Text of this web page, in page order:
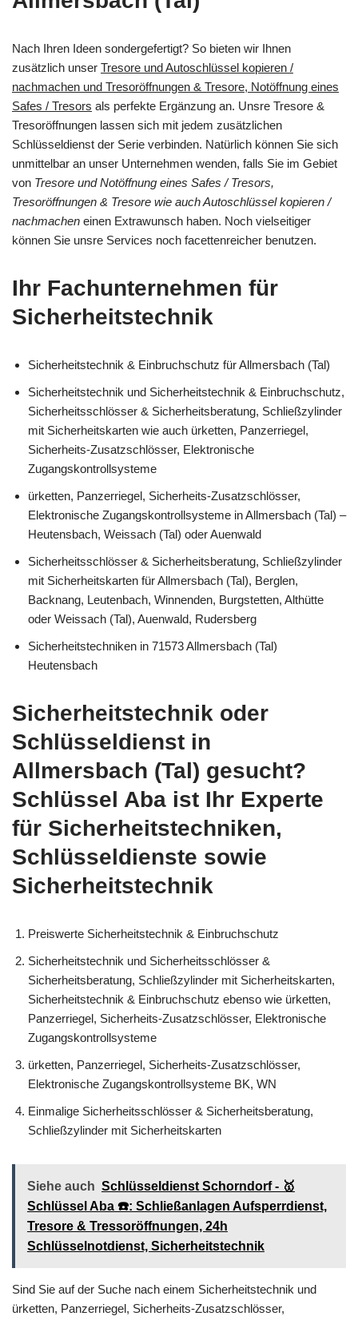
Nach Ihren Ideen sondergefertigt? So bieten wir Ihnen
zusätzlich unser Tresore und Autoschlüssel kopieren /
nachmachen und Tresoröffnungen & Tresore, Notöffnung eines
Safes / Tresors als perfekte Ergänzung an. Unsre Tresore &
Tresoröffnungen lassen sich mit jedem zusätzlichen
Schlüsseldienst der Serie verbinden. Natürlich können Sie sich
unmittelbar an unser Unternehmen wenden, falls Sie im Gebiet
von Tresore und Notöffnung eines Safes / Tresors,
Tresoröffnungen & Tresore wie auch Autoschlüssel kopieren /
nachmachen einen Extrawunsch haben. Noch vielseitiger
können Sie unsre Services noch facettenreicher benutzen.
Ihr Fachunternehmen für
Sicherheitstechnik
Sicherheitstechnik & Einbruchschutz für Allmersbach (Tal)
Sicherheitstechnik und Sicherheitstechnik & Einbruchschutz,
Sicherheitsschlösser & Sicherheitsberatung, Schließzylinder
mit Sicherheitskarten wie auch ürketten, Panzerriegel,
Sicherheits-Zusatzschlösser, Elektronische
Zugangskontrollsysteme
ürketten, Panzerriegel, Sicherheits-Zusatzschlösser,
Elektronische Zugangskontrollsysteme in Allmersbach (Tal) –
Heutensbach, Weissach (Tal) oder Auenwald
Sicherheitsschlösser & Sicherheitsberatung, Schließzylinder
mit Sicherheitskarten für Allmersbach (Tal), Berglen,
Backnang, Leutenbach, Winnenden, Burgstetten, Althütte
oder Weissach (Tal), Auenwald, Rudersberg
Sicherheitstechniken in 71573 Allmersbach (Tal)
Heutensbach
Sicherheitstechnik oder
Schlüsseldienst in
Allmersbach (Tal) gesucht?
Schlüssel Aba ist Ihr Experte
für Sicherheitstechniken,
Schlüsseldienste sowie
Sicherheitstechnik
Preiswerte Sicherheitstechnik & Einbruchschutz
Sicherheitstechnik und Sicherheitsschlösser &
Sicherheitsberatung, Schließzylinder mit Sicherheitskarten,
Sicherheitstechnik & Einbruchschutz ebenso wie ürketten,
Panzerriegel, Sicherheits-Zusatzschlösser, Elektronische
Zugangskontrollsysteme
ürketten, Panzerriegel, Sicherheits-Zusatzschlösser,
Elektronische Zugangskontrollsysteme BK, WN
Einmalige Sicherheitsschlösser & Sicherheitsberatung,
Schließzylinder mit Sicherheitskarten
Siehe auch Schlüsseldienst Schorndorf - 🥇
Schlüssel Aba ☎️: Schließanlagen Aufsperrdienst,
Tresore & Tressoröffnungen, 24h
Schlüsselnotdienst, Sicherheitstechnik
Sind Sie auf der Suche nach einem Sicherheitstechnik und
ürketten, Panzerriegel, Sicherheits-Zusatzschlösser,